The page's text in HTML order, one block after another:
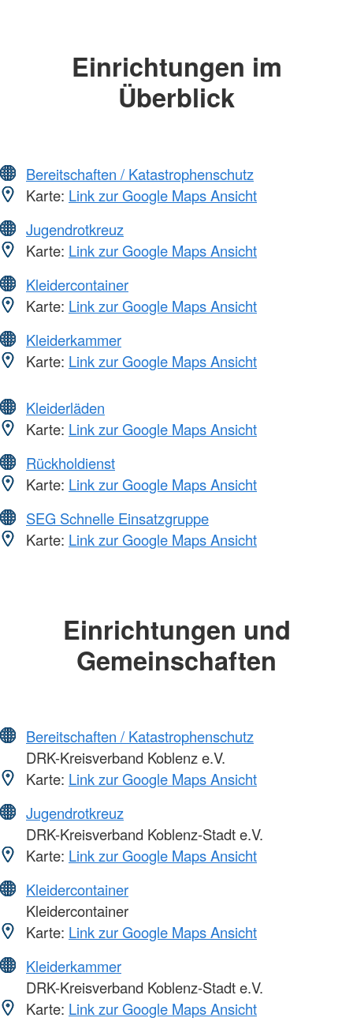
Einrichtungen im
Überblick
Bereitschaften / Katastrophenschutz
Karte: Link zur Google Maps Ansicht
Jugendrotkreuz
Karte: Link zur Google Maps Ansicht
Kleidercontainer
Karte: Link zur Google Maps Ansicht
Kleiderkammer
Karte: Link zur Google Maps Ansicht
Kleiderläden
Karte: Link zur Google Maps Ansicht
Rückholdienst
Karte: Link zur Google Maps Ansicht
SEG Schnelle Einsatzgruppe
Karte: Link zur Google Maps Ansicht
Einrichtungen und
Gemeinschaften
Bereitschaften / Katastrophenschutz
DRK-Kreisverband Koblenz e.V.
Karte: Link zur Google Maps Ansicht
Jugendrotkreuz
DRK-Kreisverband Koblenz-Stadt e.V.
Karte: Link zur Google Maps Ansicht
Kleidercontainer
Kleidercontainer
Karte: Link zur Google Maps Ansicht
Kleiderkammer
DRK-Kreisverband Koblenz-Stadt e.V.
Karte: Link zur Google Maps Ansicht